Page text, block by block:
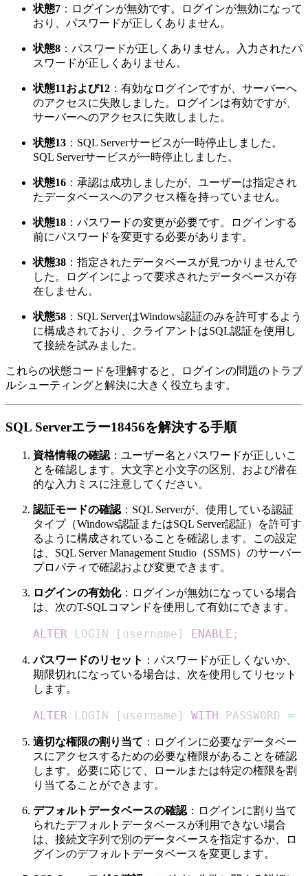
状態7 ：ログインが無効です。ログインが無効になって
おり、パスワードが正しくありません。
状態8 ：パスワードが正しくありません。入力されたパ
スワードが正しくありません。
状態11および12 ：有効なログインですが、サーバーへ
のアクセスに失敗しました。ログインは有効ですが、
サーバーへのアクセスに失敗しました。
状態13 ：SQL Serverサービスが一時停止しました。
SQL Serverサービスが一時停止しました。
状態16 ：承認は成功しましたが、ユーザーは指定され
たデータベースへのアクセス権を持っていません。
状態18 ：パスワードの変更が必要です。ログインする
前にパスワードを変更する必要があります。
状態38 ：指定されたデータベースが見つかりませんで
した。ログインによって要求されたデータベースが存
在しません。
状態58 ：SQL ServerはWindows認証のみを許可するよう
に構成されており、クライアントはSQL認証を使用し
て接続を試みました。
これらの状態コードを理解すると、ログインの問題のトラブ
ルシューティングと解決に大きく役立ちます。
SQL Serverエラー18456を解決する手順
資格情報の確認 ：ユーザー名とパスワードが正しいこ
とを確認します。大文字と小文字の区別、および潜在
的な入力ミスに注意してください。
認証モードの確認 ：SQL Serverが、使用している認証
タイプ（Windows認証またはSQL Server認証）を許可す
るように構成されていることを確認します。この設定
は、SQL Server Management Studio（SSMS）のサーバー
プロパティで確認および変更できます。
ログインの有効化：ログインが無効になっている場合
は、次のT-SQLコマンドを使用して有効にできます。
ALTER LOGIN [ username ] ENABLE ;
パスワードのリセット ：パスワードが正しくないか、
期限切れになっている場合は、次を使用してリセット
します。
ALTER LOGIN [ username ] WITH PASSWORD =
適切な権限の割り当て ：ログインに必要なデータベー
スにアクセスするための必要な権限があることを確認
します。必要に応じて、ロールまたは特定の権限を割
り当てることができます。
デフォルトデータベースの確認 ：ログインに割り当て
られたデフォルトデータベースが利用できない場合
は、接続文字列で別のデータベースを指定するか、ロ
グインのデフォルトデータベースを変更します。